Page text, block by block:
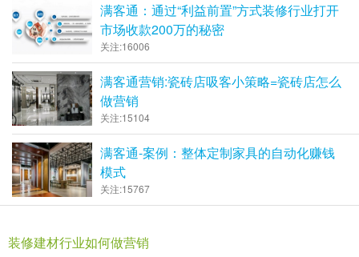
满客通：通过“利益前置”方式装修行业打开
市场收款200万的秘密
关注:16006
满客通营销:瓷砖店吸客小策略=瓷砖店怎么
做营销
关注:15104
满客通-案例：整体定制家具的自动化赚钱
模式
关注:15767
装修建材行业如何做营销